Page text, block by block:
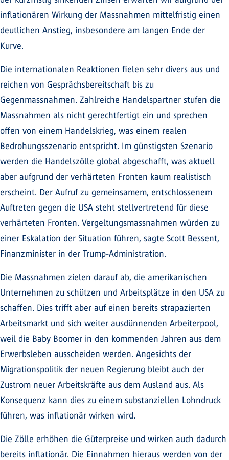
inflationären Wirkung der Massnahmen mittelfristig einen
deutlichen Anstieg, insbesondere am langen Ende der
Kurve.
Die internationalen Reaktionen fielen sehr divers aus und
reichen von Gesprächsbereitschaft bis zu
Gegenmassnahmen. Zahlreiche Handelspartner stufen die
Massnahmen als nicht gerechtfertigt ein und sprechen
offen von einem Handelskrieg, was einem realen
Bedrohungsszenario entspricht. Im günstigsten Szenario
werden die Handelszölle global abgeschafft, was aktuell
aber aufgrund der verhärteten Fronten kaum realistisch
erscheint. Der Aufruf zu gemeinsamem, entschlossenem
Auftreten gegen die USA steht stellvertretend für diese
verhärteten Fronten. Vergeltungsmassnahmen würden zu
einer Eskalation der Situation führen, sagte Scott Bessent,
Finanzminister in der Trump-Administration.
Die Massnahmen zielen darauf ab, die amerikanischen
Unternehmen zu schützen und Arbeitsplätze in den USA zu
schaffen. Dies trifft aber auf einen bereits strapazierten
Arbeitsmarkt und sich weiter ausdünnenden Arbeiterpool,
weil die Baby Boomer in den kommenden Jahren aus dem
Erwerbsleben ausscheiden werden. Angesichts der
Migrationspolitik der neuen Regierung bleibt auch der
Zustrom neuer Arbeitskräfte aus dem Ausland aus. Als
Konsequenz kann dies zu einem substanziellen Lohndruck
führen, was inflationär wirken wird.
Die Zölle erhöhen die Güterpreise und wirken auch dadurch
bereits inflationär. Die Einnahmen hieraus werden von der